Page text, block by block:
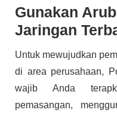
Gunakan
Jaringan
Untuk mewujudkan
di area perusahaan,
wajib Anda
pemasangan,